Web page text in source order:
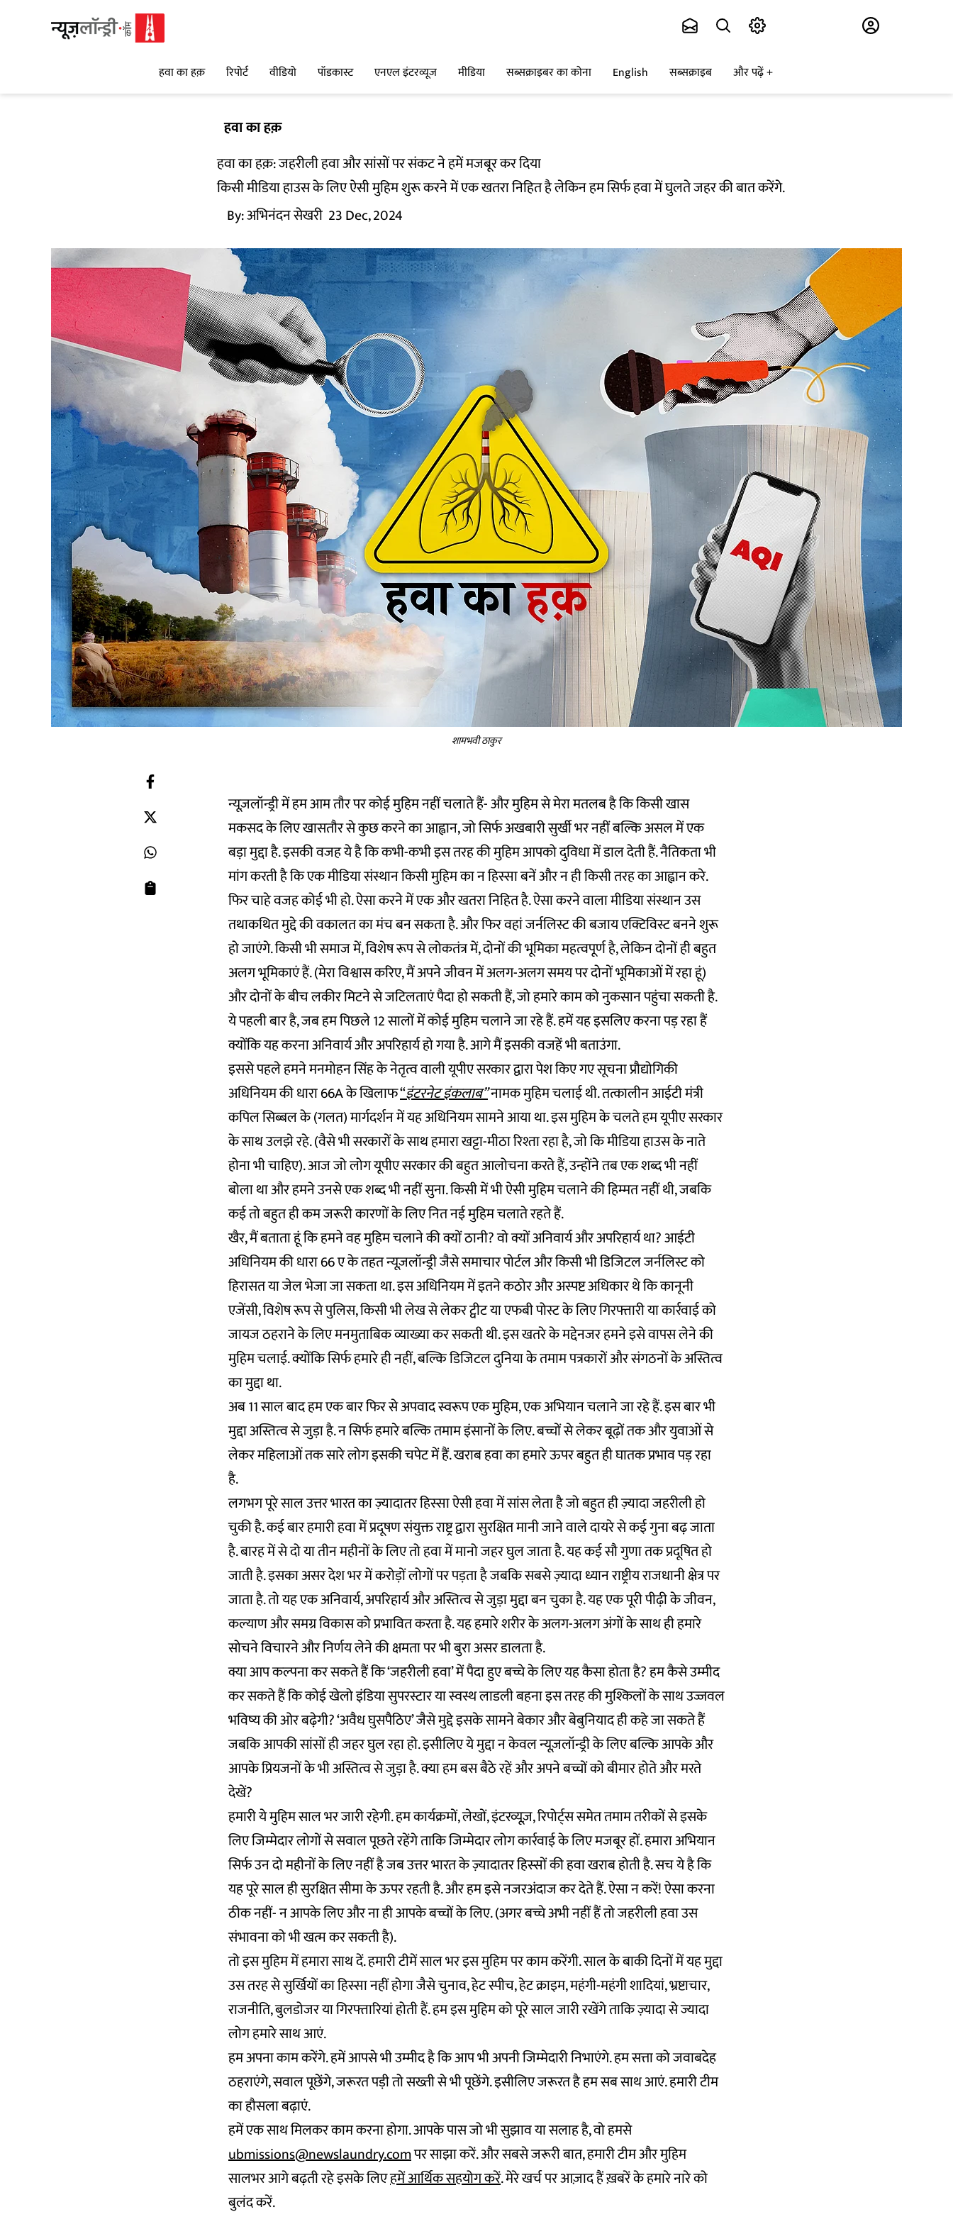
हवा का हक़ रिपोर्ट वीडियो पॉडकास्ट एनएल इंटरव्यूज मीडिया सब्सक्राइबर का कोना English सब्सक्राइब और पढ़ें
हवा का हक़
हवा का हक़: जहरीली हवा और सांसों पर संकट ने हमें मजबूर कर दिया
किसी मीडिया हाउस के लिए ऐसी मुहिम शुरू करने में एक खतरा निहित है लेकिन हम सिर्फ हवा में घुलते जहर की बात करेंगे.
By:अभिनंदन सेखरी 23 Dec, 2024
शामभवी ठाकुर
न्यूज़लॉन्ड्री में हम आम तौर पर कोई मुहिम नहीं चलाते हैं- और मुहिम से मेरा मतलब है कि किसी खास
मकसद के लिए खासतौर से कुछ करने का आह्वान, जो सिर्फ अखबारी सुर्खी भर नहीं बल्कि असल में एक
बड़ा मुद्दा है. इसकी वजह ये है कि कभी-कभी इस तरह की मुहिम आपको दुविधा में डाल देती हैं. नैतिकता भी
मांग करती है कि एक मीडिया संस्थान किसी मुहिम का न हिस्सा बनें और न ही किसी तरह का आह्वान करे.
फिर चाहे वजह कोई भी हो. ऐसा करने में एक और खतरा निहित है. ऐसा करने वाला मीडिया संस्थान उस
तथाकथित मुद्दे की वकालत का मंच बन सकता है. और फिर वहां जर्नलिस्ट की बजाय एक्टिविस्ट बनने शुरू
हो जाएंगे. किसी भी समाज में, विशेष रूप से लोकतंत्र में, दोनों की भूमिका महत्वपूर्ण है, लेकिन दोनों ही बहुत
अलग भूमिकाएं हैं. (मेरा विश्वास करिए, मैं अपने जीवन में अलग-अलग समय पर दोनों भूमिकाओं में रहा हूं)
और दोनों के बीच लकीर मिटने से जटिलताएं पैदा हो सकती हैं, जो हमारे काम को नुकसान पहुंचा सकती है.
ये पहली बार है, जब हम पिछले 12 सालों में कोई मुहिम चलाने जा रहे हैं. हमें यह इसलिए करना पड़ रहा हैं
क्योंकि यह करना अनिवार्य और अपरिहार्य हो गया है. आगे मैं इसकी वजहें भी बताउंगा.
इससे पहले हमने मनमोहन सिंह के नेतृत्व वाली यूपीए सरकार द्वारा पेश किए गए सूचना प्रौद्योगिकी
अधिनियम की धारा 66A के खिलाफ“इंटरनेट इंकलाब”नामक मुहिम चलाई थी. तत्कालीन आईटी मंत्री
कपिल सिब्बल के (गलत) मार्गदर्शन में यह अधिनियम सामने आया था. इस मुहिम के चलते हम यूपीए सरकार
के साथ उलझे रहे. (वैसे भी सरकारों के साथ हमारा खट्टा-मीठा रिश्ता रहा है, जो कि मीडिया हाउस के नाते
होना भी चाहिए). आज जो लोग यूपीए सरकार की बहुत आलोचना करते हैं, उन्होंने तब एक शब्द भी नहीं
बोला था और हमने उनसे एक शब्द भी नहीं सुना. किसी में भी ऐसी मुहिम चलाने की हिम्मत नहीं थी, जबकि
कई तो बहुत ही कम जरूरी कारणों के लिए नित नई मुहिम चलाते रहते हैं.
खैर, मैं बताता हूं कि हमने वह मुहिम चलाने की क्यों ठानी? वो क्यों अनिवार्य और अपरिहार्य था? आईटी
अधिनियम की धारा 66 ए के तहत न्यूज़लॉन्ड्री जैसे समाचार पोर्टल और किसी भी डिजिटल जर्नलिस्ट को
हिरासत या जेल भेजा जा सकता था. इस अधिनियम में इतने कठोर और अस्पष्ट अधिकार थे कि कानूनी
एजेंसी, विशेष रूप से पुलिस, किसी भी लेख से लेकर ट्वीट या एफबी पोस्ट के लिए गिरफ्तारी या कार्रवाई को
जायज ठहराने के लिए मनमुताबिक व्याख्या कर सकती थी. इस खतरे के मद्देनजर हमने इसे वापस लेने की
मुहिम चलाई. क्योंकि सिर्फ हमारे ही नहीं, बल्कि डिजिटल दुनिया के तमाम पत्रकारों और संगठनों के अस्तित्व
का मुद्दा था.
अब 11 साल बाद हम एक बार फिर से अपवाद स्वरूप एक मुहिम, एक अभियान चलाने जा रहे हैं. इस बार भी
मुद्दा अस्तित्व से जुड़ा है. न सिर्फ हमारे बल्कि तमाम इंसानों के लिए. बच्चों से लेकर बूढ़ों तक और युवाओं से
लेकर महिलाओं तक सारे लोग इसकी चपेट में हैं. खराब हवा का हमारे ऊपर बहुत ही घातक प्रभाव पड़ रहा
है.
लगभग पूरे साल उत्तर भारत का ज़्यादातर हिस्सा ऐसी हवा में सांस लेता है जो बहुत ही ज़्यादा जहरीली हो
चुकी है. कई बार हमारी हवा में प्रदूषण संयुक्त राष्ट्र द्वारा सुरक्षित मानी जाने वाले दायरे से कई गुना बढ़ जाता
है. बारह में से दो या तीन महीनों के लिए तो हवा में मानो जहर घुल जाता है. यह कई सौ गुणा तक प्रदूषित हो
जाती है. इसका असर देश भर में करोड़ों लोगों पर पड़ता है जबकि सबसे ज़्यादा ध्यान राष्ट्रीय राजधानी क्षेत्र पर
जाता है. तो यह एक अनिवार्य, अपरिहार्य और अस्तित्व से जुड़ा मुद्दा बन चुका है. यह एक पूरी पीढ़ी के जीवन,
कल्याण और समग्र विकास को प्रभावित करता है. यह हमारे शरीर के अलग-अलग अंगों के साथ ही हमारे
सोचने विचारने और निर्णय लेने की क्षमता पर भी बुरा असर डालता है.
क्या आप कल्पना कर सकते हैं कि ‘जहरीली हवा’ में पैदा हुए बच्चे के लिए यह कैसा होता है? हम कैसे उम्मीद
कर सकते हैं कि कोई खेलो इंडिया सुपरस्टार या स्वस्थ लाडली बहना इस तरह की मुश्किलों के साथ उज्जवल
भविष्य की ओर बढ़ेगी? ‘अवैध घुसपैठिए’ जैसे मुद्दे इसके सामने बेकार और बेबुनियाद ही कहे जा सकते हैं
जबकि आपकी सांसों ही जहर घुल रहा हो. इसीलिए ये मुद्दा न केवल न्यूज़लॉन्ड्री के लिए बल्कि आपके और
आपके प्रियजनों के भी अस्तित्व से जुड़ा है. क्या हम बस बैठे रहें और अपने बच्चों को बीमार होते और मरते
देखें?
हमारी ये मुहिम साल भर जारी रहेगी. हम कार्यक्रमों, लेखों, इंटरव्यूज़, रिपोर्ट्स समेत तमाम तरीकों से इसके
लिए जिम्मेदार लोगों से सवाल पूछते रहेंगे ताकि जिम्मेदार लोग कार्रवाई के लिए मजबूर हों. हमारा अभियान
सिर्फ उन दो महीनों के लिए नहीं है जब उत्तर भारत के ज़्यादातर हिस्सों की हवा खराब होती है. सच ये है कि
यह पूरे साल ही सुरक्षित सीमा के ऊपर रहती है. और हम इसे नजरअंदाज कर देते हैं. ऐसा न करें! ऐसा करना
ठीक नहीं- न आपके लिए और ना ही आपके बच्चों के लिए. (अगर बच्चे अभी नहीं हैं तो जहरीली हवा उस
संभावना को भी खत्म कर सकती है).
तो इस मुहिम में हमारा साथ दें. हमारी टीमें साल भर इस मुहिम पर काम करेंगी. साल के बाकी दिनों में यह मुद्दा
उस तरह से सुर्खियों का हिस्सा नहीं होगा जैसे चुनाव, हेट स्पीच, हेट क्राइम, महंगी-महंगी शादियां, भ्रष्टाचार,
राजनीति, बुलडोजर या गिरफ्तारियां होती हैं. हम इस मुहिम को पूरे साल जारी रखेंगे ताकि ज़्यादा से ज्यादा
लोग हमारे साथ आएं.
हम अपना काम करेंगे. हमें आपसे भी उम्मीद है कि आप भी अपनी जिम्मेदारी निभाएंगे. हम सत्ता को जवाबदेह
ठहराएंगे, सवाल पूछेंगे, जरूरत पड़ी तो सख्ती से भी पूछेंगे. इसीलिए जरूरत है हम सब साथ आएं. हमारी टीम
का हौसला बढ़ाएं.
हमें एक साथ मिलकर काम करना होगा. आपके पास जो भी सुझाव या सलाह है, वो हमसे
ubmissions@newslaundry.comपर साझा करें. और सबसे जरूरी बात, हमारी टीम और मुहिम
सालभर आगे बढ़ती रहे इसके लिएहमें आर्थिक सहयोग करें. मेरे खर्च पर आज़ाद हैं ख़बरें के हमारे नारे को
बुलंद करें.